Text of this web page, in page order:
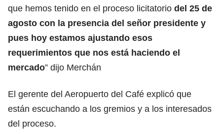
que hemos tenido en el proceso licitatorio del 25 de
agosto con la presencia del señor presidente y
pues hoy estamos ajustando esos
requerimientos que nos está haciendo el
mercado” dijo Merchán
El gerente del Aeropuerto del Café explicó que
están escuchando a los gremios y a los interesados
del proceso.